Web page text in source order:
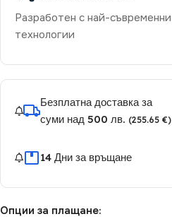
Разработен с най-съвременни
технологии
Безплатна доставка за
суми над 500 лв. (255.65 €)
14 Дни за връщане
Опции за плащане: